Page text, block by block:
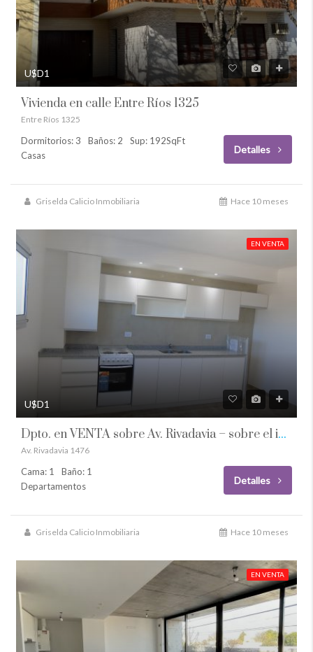
U$D1
Vivienda en calle Entre Ríos 1325
Entre Ríos 1325
Dormitorios: 3 Baños: 2
Sup: 192SqFt
Casas
Detalles
Griselda Calicio Inmobiliaria Hace 10 meses
EN VENTA
U$D1
Dpto. en VENTA sobre Av. Rivadavia – sobre el ingreso principal a Firmat
Av. Rivadavia 1476
Cama: 1
Baño: 1
Departamentos
Detalles
Griselda Calicio Inmobiliaria Hace 10 meses
EN VENTA